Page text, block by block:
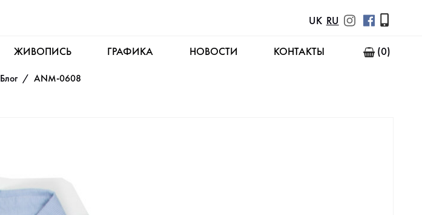
UK RU
ЖИВОПИСЬ ГРАФИКА НОВОСТИ КОНТАКТЫ (0)
Блог ANM-0608